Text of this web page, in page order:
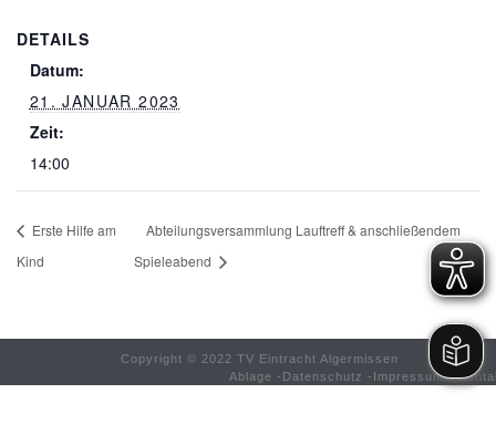
DETAILS
Datum:
21. JANUAR 2023
Zeit:
14:00
Erste Hilfe am
Kind
Abteilungsversammlung Lauftreff & anschließendem
Spieleabend
Copyright © 2022 TV Eintracht Algermissen
Ablage - Datenschutz - Impressum-